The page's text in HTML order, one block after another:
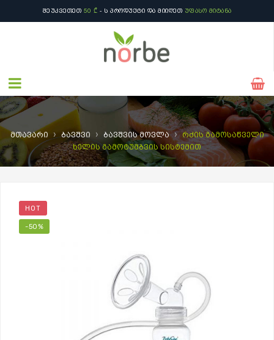
ᲨᲔᲣᲙᲕᲔᲗᲔᲗ 50 ₾ - Ს ᲞᲠᲝᲓᲣᲥᲢᲘ ᲓᲐ ᲛᲘᲘᲦᲔᲗ ᲣᲤᲐᲡᲝ ᲛᲘᲢᲐᲜᲐ
მთავარი › ბავშვი › ბავშვის მოვლა ›
რძის გამოსაწველი
ხელის გამოტუმბვის სისტემით
HOT
-50%